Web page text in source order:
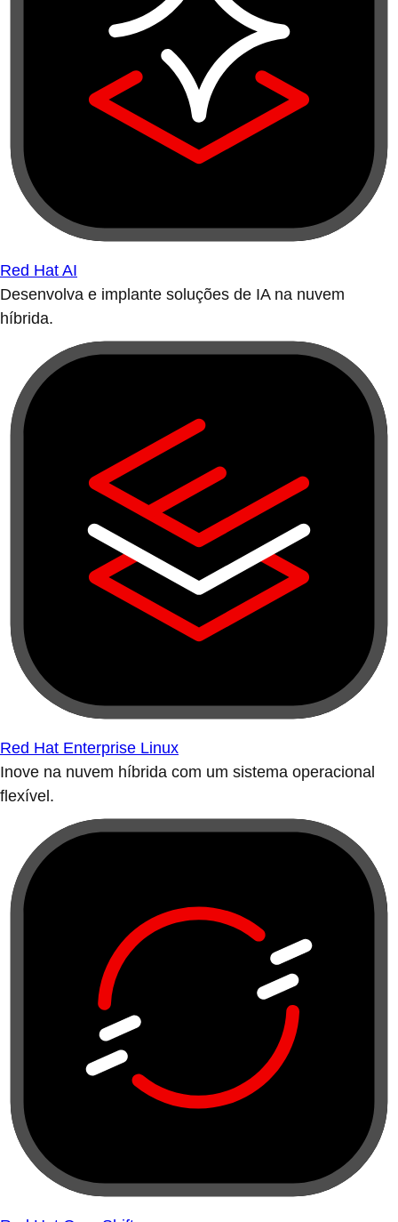
Red Hat AI
Desenvolva e implante soluções de IA na nuvem
híbrida.
Red Hat Enterprise Linux
Inove na nuvem híbrida com um sistema operacional
flexível.